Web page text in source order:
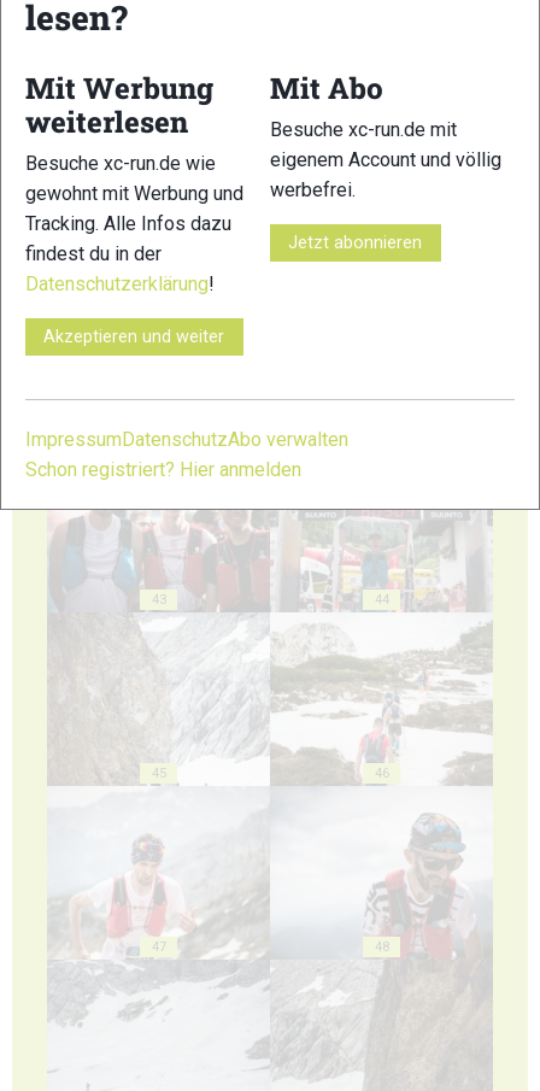
39 40
43 44
45 46
47 48
lesen?
Mit Werbung
weiterlesen
Besuche xc-run.de wie
gewohnt mit Werbung und
Tracking. Alle Infos dazu
findest du in der
Datenschutzerklärung!
Akzeptieren und weiter
Mit Abo
Besuche xc-run.de mit
eigenem Account und völlig
werbefrei.
Jetzt abonnieren
ImpressumDatenschutzAbo verwalten
Schon registriert? Hier anmelden